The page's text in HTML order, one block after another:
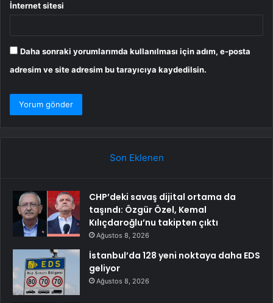
İnternet sitesi
Daha sonraki yorumlarımda kullanılması için adım, e-posta
adresim ve site adresim bu tarayıcıya kaydedilsin.
Son Eklenen
CHP’deki savaş dijital ortama da
taşındı: Özgür Özel, Kemal
Kılıçdaroğlu’nu takipten çıktı
Ağustos 8, 2026
İstanbul’da 128 yeni noktaya daha EDS
geliyor
Ağustos 8, 2026